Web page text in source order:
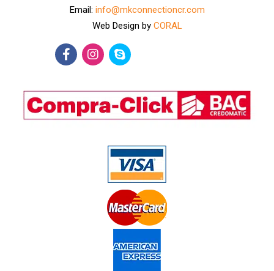
Email: info@mkconnectioncr.com
Web Design by CORAL